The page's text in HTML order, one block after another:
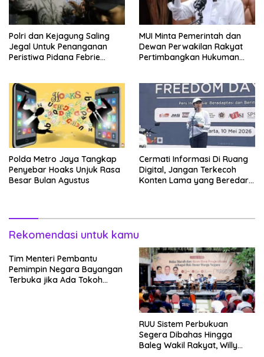
Polri dan Kejagung Saling
Jegal Untuk Penanganan
Peristiwa Pidana Febrie
MUI Minta Pemerintah dan
Dewan Perwakilan Rakyat
Pertimbangkan Hukuman
Polda Metro Jaya Tangkap
Penyebar Hoaks Unjuk Rasa
Besar Bulan Agustus
Cermati Informasi Di Ruang
Digital, Jangan Terkecoh
Konten Lama yang Beredar
Rekomendasi untuk kamu
Tim Menteri Pembantu
Pemimpin Negara Bayangan
Terbuka jika Ada Tokoh
RUU Sistem Perbukuan
Segera Dibahas Hingga
Baleg Wakil Rakyat, Willy